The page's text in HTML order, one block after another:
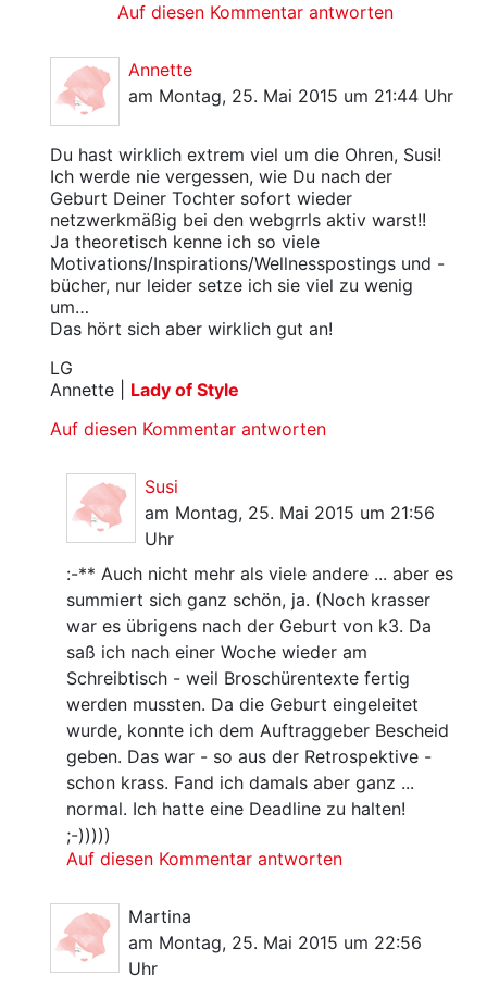
Auf diesen Kommentar antworten
Annette
am Montag, 25. Mai 2015 um 21:44 Uhr
Du hast wirklich extrem viel um die Ohren, Susi!
Ich werde nie vergessen, wie Du nach der
Geburt Deiner Tochter sofort wieder
netzwerkmäßig bei den webgrrls aktiv warst!!
Ja theoretisch kenne ich so viele
Motivations/Inspirations/Wellnesspostings und -
bücher, nur leider setze ich sie viel zu wenig
um…
Das hört sich aber wirklich gut an!
LG
Annette | Lady of Style
Auf diesen Kommentar antworten
Susi
am Montag, 25. Mai 2015 um 21:56
Uhr
:-** Auch nicht mehr als viele andere ... aber es
summiert sich ganz schön, ja. (Noch krasser
war es übrigens nach der Geburt von k3. Da
saß ich nach einer Woche wieder am
Schreibtisch - weil Broschürentexte fertig
werden mussten. Da die Geburt eingeleitet
wurde, konnte ich dem Auftraggeber Bescheid
geben. Das war - so aus der Retrospektive -
schon krass. Fand ich damals aber ganz ...
normal. Ich hatte eine Deadline zu halten!
;-)))))
Auf diesen Kommentar antworten
Martina
am Montag, 25. Mai 2015 um 22:56
Uhr